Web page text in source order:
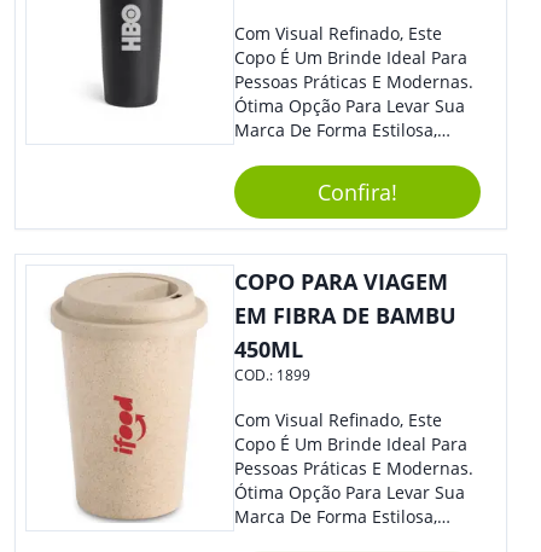
Com Visual Refinado, Este
Copo É Um Brinde Ideal Para
Pessoas Práticas E Modernas.
Ótima Opção Para Levar Sua
Marca De Forma Estilosa,
Empresa Em Eventos,
Reuniões Corporativas Ou Até
Mesmo Para Presentear
Colaboradores.
Confira!
COPO PARA VIAGEM
EM FIBRA DE BAMBU
450ML
COD.: 1899
Com Visual Refinado, Este
Copo É Um Brinde Ideal Para
Pessoas Práticas E Modernas.
Ótima Opção Para Levar Sua
Marca De Forma Estilosa,